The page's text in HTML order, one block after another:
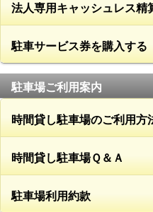
法人専用キャッシュレス精
駐車サービス券を購入する
駐車場ご利用案内
時間貸し駐車場のご利用方
時間貸し駐車場Ｑ＆Ａ
駐車場利用約款